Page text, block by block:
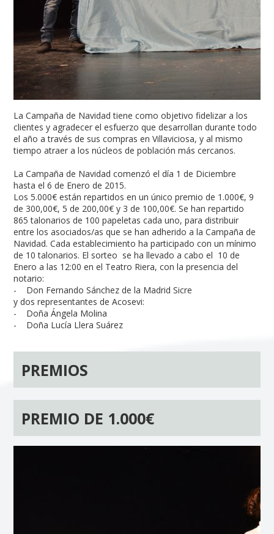
La Campaña de Navidad tiene como objetivo fidelizar a los
clientes y agradecer el esfuerzo que desarrollan durante todo
el año a través de sus compras en Villaviciosa, y al mismo
tiempo atraer a los núcleos de población más cercanos.
La Campaña de Navidad comenzó el día 1 de Diciembre
hasta el 6 de Enero de 2015.
Los 5.000€ están repartidos en un único premio de 1.000€, 9
de 300,00€, 5 de 200,00€ y 3 de 100,00€. Se han repartido
865 talonarios de 100 papeletas cada uno, para distribuir
entre los asociados/as que se han adherido a la Campaña de
Navidad. Cada establecimiento ha participado con un mínimo
de 10 talonarios. El sorteo se ha llevado a cabo el 10 de
Enero a las 12:00 en el Teatro Riera, con la presencia del
notario:
- Don Fernando Sánchez de la Madrid Sicre
y dos representantes de Acosevi:
- Doña Ángela Molina
- Doña Lucía Llera Suárez
PREMIOS
PREMIO DE 1.000